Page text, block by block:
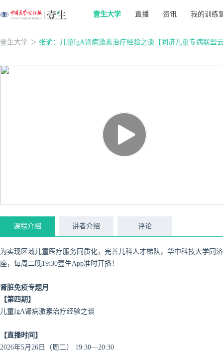
壹生大学 直播 资讯 我的训练
壹生大学 ＞ 张瑜：儿童IgA肾病激素治疗经验之谈【同济儿童专病联盟
课程介绍 讲者介绍 评论
为实现区域儿童医疗服务同质化，完善儿科人才梯队，华中科技大学同
座，每周二晚19:30壹生App准时开播！
肾脏免疫专题月
【第四期】
儿童IgA肾病激素治疗经验之谈
【直播时间】
2026年5月26日（周二） 19:30—20:30